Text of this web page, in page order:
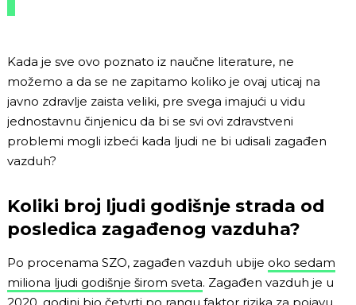
Kada je sve ovo poznato iz naučne literature, ne
možemo a da se ne zapitamo koliko je ovaj uticaj na
javno zdravlje zaista veliki, pre svega imajući u vidu
jednostavnu činjenicu da bi se svi ovi zdravstveni
problemi mogli izbeći kada ljudi ne bi udisali zagađen
vazduh?
Koliki broj ljudi godišnje strada od
posledica zagađenog vazduha?
Po procenama SZO, zagađen vazduh ubije oko sedam
miliona ljudi godišnje širom sveta. Zagađen vazduh je u